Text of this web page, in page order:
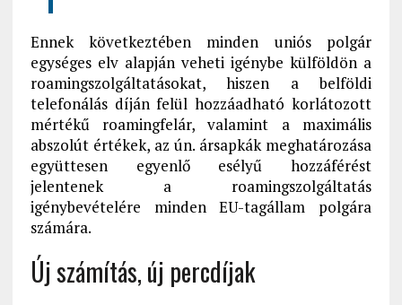
Ennek következtében minden uniós polgár
egységes elv alapján veheti igénybe külföldön a
roamingszolgáltatásokat, hiszen a belföldi
telefonálás díján felül hozzáadható korlátozott
mértékű roamingfelár, valamint a maximális
abszolút értékek, az ún. ársapkák meghatározása
együttesen egyenlő esélyű hozzáférést
jelentenek a roamingszolgáltatás
igénybevételére minden EU-tagállam polgára
számára.
Új számítás, új percdíjak